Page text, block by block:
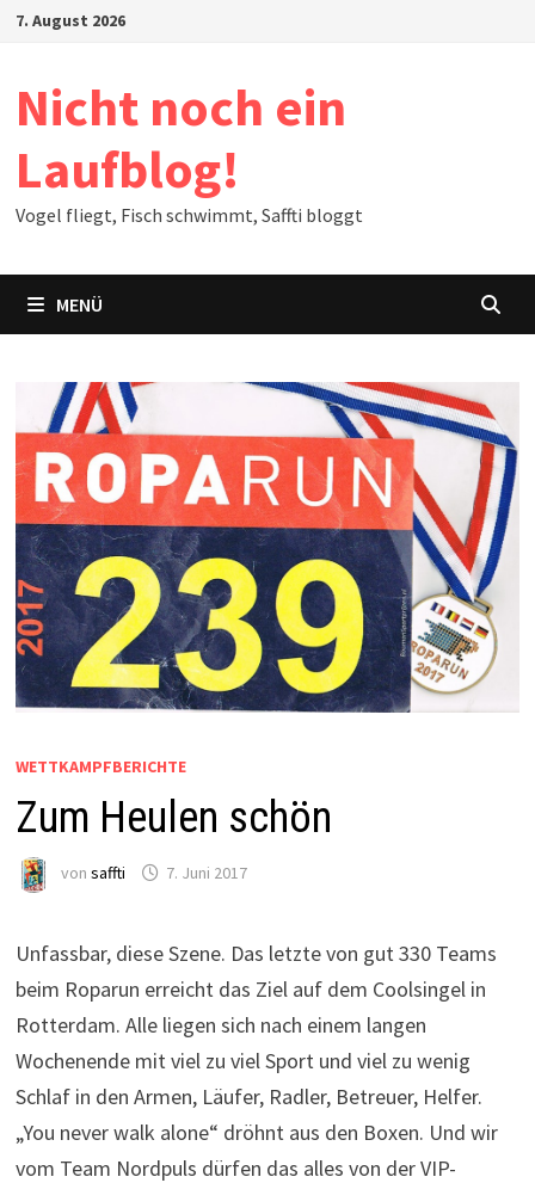
Zum7. August 2026
Nicht noch ein
Laufblog!
Vogel fliegt, Fisch schwimmt, Saffti bloggt
MENÜ
WETTKAMPFBERICHTE
Zum Heulen schön
von saffti 7. Juni 2017
Unfassbar, diese Szene. Das letzte von gut 330 Teams
beim Roparun erreicht das Ziel auf dem Coolsingel in
Rotterdam. Alle liegen sich nach einem langen
Wochenende mit viel zu viel Sport und viel zu wenig
Schlaf in den Armen, Läufer, Radler, Betreuer, Helfer.
„You never walk alone“ dröhnt aus den Boxen. Und wir
vom Team Nordpuls dürfen das alles von der VIP-